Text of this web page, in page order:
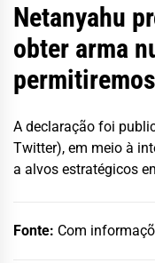
Netanyahu
obter arma
A declaração foi
Twitter), em meio à
a alvos estratégicos
Fonte: Com